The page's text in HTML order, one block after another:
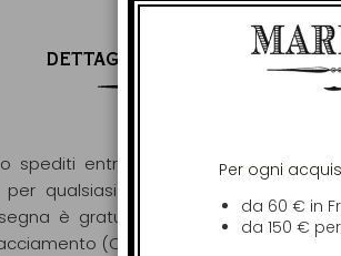
DETTAGLI DI SPEDIZIONE
spediti entro 48 ore lavorate. In
qualsiasi ordine superiore a 60€.
è gratuita per qualsiasi ordine
(Colissimo).
Per ogni
da 60 € in
da 150 €